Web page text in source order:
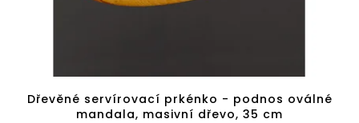
Dřevěné servírovací prkénko - podnos oválné
mandala, masivní dřevo, 35 cm